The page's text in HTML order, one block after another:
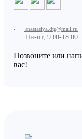
anastasiya.dtg@mail.ru
Пн-пт, 9:00-18:00
Позвоните или
вас!